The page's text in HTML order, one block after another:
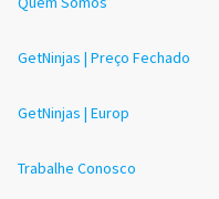
GetNinjas | Preço Fechado
GetNinjas | Europ
Trabalhe Conosco